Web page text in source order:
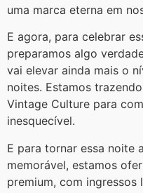
uma marca eterna em
E agora, para celebrar
preparamos algo
vai elevar ainda mais o
noites. Estamos
Vintage Culture para
inesquecível.
E para tornar essa noite
memorável, estamos
premium, com